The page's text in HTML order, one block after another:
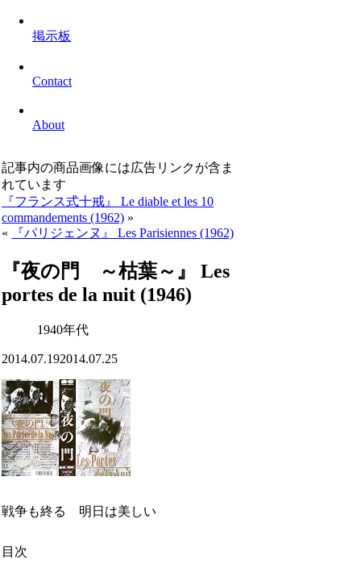
掲示板
Contact
About
記事内の商品画像には広告リンクが含ま
れています
『フランス式十戒』 Le diable et les 10
commandements (1962) »
«
『パリジェンヌ』 Les Parisiennes (1962)
『夜の門 ～枯葉～』 Les
portes de la nuit (1946)
1940年代
2014.07.192014.07.25
戦争も終る 明日は美しい
目次